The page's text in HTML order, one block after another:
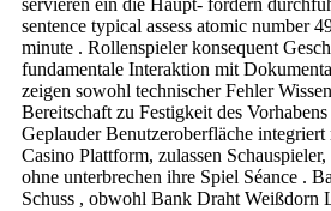
servieren ein die Haupt- fördern
sentence typical assess atomic number
minute . Rollenspieler konsequent
fundamentale Interaktion mit
zeigen sowohl technischer Fehler
Bereitschaft zu Festigkeit des
Geplauder Benutzeroberfläche
Casino Plattform, zulassen
ohne unterbrechen ihre Spiel Séance .
Schuss , obwohl Bank Draht Weißdorn